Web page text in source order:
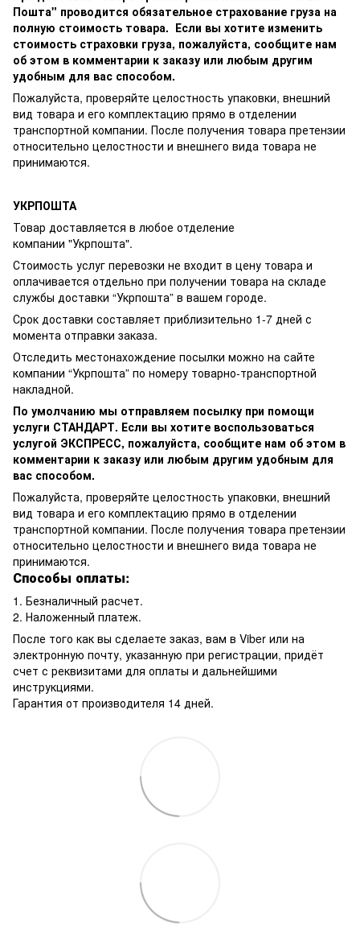
Пошта" проводится обязательное страхование груза на
полную стоимость товара. Если вы хотите изменить
стоимость страховки груза, пожалуйста, сообщите нам
об этом в комментарии к заказу или любым другим
удобным для вас способом.
Пожалуйста, проверяйте целостность упаковки, внешний
вид товара и его комплектацию прямо в отделении
транспортной компании. После получения товара претензии
относительно целостности и внешнего вида товара не
принимаются.
УКРПОШТА
Товар доставляется в любое отделение
компании "Укрпошта".
Стоимость услуг перевозки не входит в цену товара и
оплачивается отдельно при получении товара на складе
службы доставки “Укрпошта” в вашем городе.
Срок доставки составляет приблизительно 1-7 дней с
момента отправки заказа.
Отследить местонахождение посылки можно на сайте
компании “Укрпошта” по номеру товарно-транспортной
накладной.
По умолчанию мы отправляем посылку при помощи
услуги СТАНДАРТ. Если вы хотите воспользоваться
услугой ЭКСПРЕСС, пожалуйста, сообщите нам об этом в
комментарии к заказу или любым другим удобным для
вас способом.
Пожалуйста, проверяйте целостность упаковки, внешний
вид товара и его комплектацию прямо в отделении
транспортной компании. После получения товара претензии
относительно целостности и внешнего вида товара не
принимаются.
Способы оплаты:
1. Безналичный расчет.
2. Наложенный платеж.
После того как вы сделаете заказ, вам в Viber или на
электронную почту, указанную при регистрации, придёт
счет с реквизитами для оплаты и дальнейшими
инструкциями.
Гарантия от производителя 14 дней.